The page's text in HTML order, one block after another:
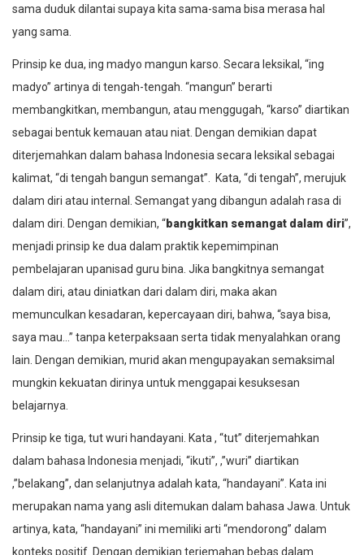
sama duduk dilantai supaya kita sama-sama bisa merasa hal
yang sama.
Prinsip ke dua, ing madyo mangun karso. Secara leksikal, “ing
madyo” artinya di tengah-tengah. “mangun” berarti
membangkitkan, membangun, atau menggugah, “karso” diartikan
sebagai bentuk kemauan atau niat. Dengan demikian dapat
diterjemahkan dalam bahasa Indonesia secara leksikal sebagai
kalimat, “di tengah bangun semangat”. Kata, “di tengah”, merujuk
dalam diri atau internal. Semangat yang dibangun adalah rasa di
dalam diri. Dengan demikian, “bangkitkan semangat dalam diri”,
menjadi prinsip ke dua dalam praktik kepemimpinan
pembelajaran upanisad guru bina . Jika bangkitnya semangat
dalam diri, atau diniatkan dari dalam diri, maka akan
memunculkan kesadaran, kepercayaan diri, bahwa, “saya bisa,
saya mau…” tanpa keterpaksaan serta tidak menyalahkan orang
lain. Dengan demikian, murid akan mengupayakan semaksimal
mungkin kekuatan dirinya untuk menggapai kesuksesan
belajarnya.
Prinsip ke tiga, tut wuri handayani. Kata , “tut” diterjemahkan
dalam bahasa Indonesia menjadi, “ikuti”, ,”wuri” diartikan
,”belakang”, dan selanjutnya adalah kata, “handayani”. Kata ini
merupakan nama yang asli ditemukan dalam bahasa Jawa. Untuk
artinya, kata, “handayani” ini memiliki arti “mendorong” dalam
konteks positif. Dengan demikian terjemahan bebas dalam